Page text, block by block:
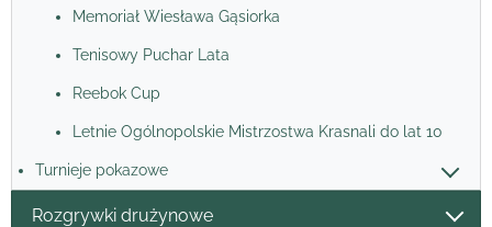
Memoriał Wiesława Gąsiorka
Tenisowy Puchar Lata
Reebok Cup
Letnie Ogólnopolskie Mistrzostwa Krasnali do lat 10
Turnieje pokazowe
Rozgrywki drużynowe